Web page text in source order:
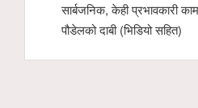
सार्बजनिक, केही प्रभावकारी
पौडेलको दाबी (भिडियो सहित)